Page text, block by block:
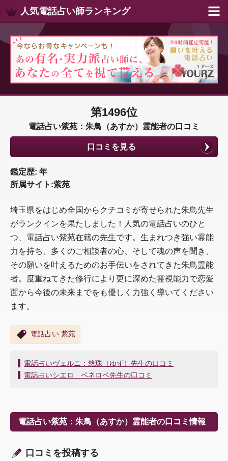
人気電話占い師ランキング
第1496位
電話占い紫苑：朱鳥（あすか）霊能者の口コミ
口コミを見る
鑑定歴: 年
所属サイト:紫苑
埼玉県をはじめ全国からクチコミが寄せられた朱鳥先生
がランクインを果たしました！人気の電話占いのひと
つ、電話占い紫苑在籍の先生です。生まれつき強い霊能
力を持ち、多くのご相談者の心、そして魂の声を聞き、
その願いを叶えるためのお手伝いをされてきた朱鳥霊能
者。度重ねてきた修行により更に深めた霊視能力で恋愛
面から今後の未来までをも優しく力強く導いてください
ます。
電話占い 紫苑
投
稿
ー
シ
ン
電話占いヴェルニ：悠珠（ゆず）先生の口コミ
電話占いシエロ ペネロペ先生の口コミ
電話占い紫苑：朱鳥（あすか）霊能者の口コミ情報
口コミを投稿する